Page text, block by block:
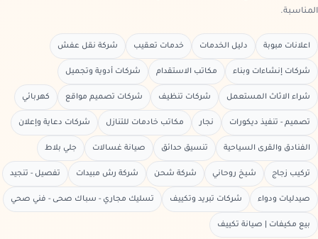
المناسبة.
اعلانات مبوبة دليل الخدمات خدمات تعقيب شركة نقل عفش
شركات إنشاءات وبناء مكاتب الاستقدام شركات أدوية وتجميل
شراء الاثاث المستعمل شركات تنظيف شركات تصميم مواقع كهربائي
تصميم - تنفيذ ديكورات نجار مكاتب خادمات للتنازل شركات دعاية وإعلان
الفنادق والقرى السياحية تنسيق حدائق صيانة غسالات جلي بلاط
تركيب زجاج شيخ روحاني شركة شحن شركة رش مبيدات تفصيل - تنجيد
صيدليات ودواء شركات تبريد وتكييف تسليك مجاري - سباك صحى - فني صحي
بيع مكيفات | صيانة تكييف